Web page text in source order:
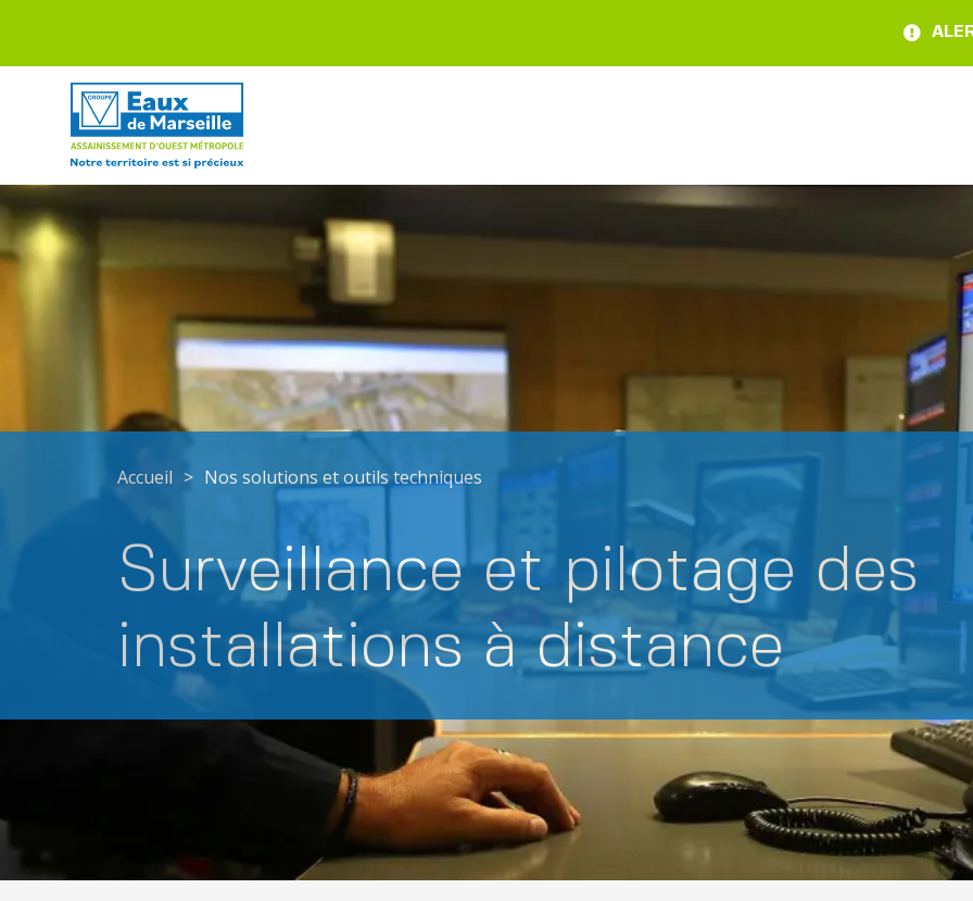
Accueil > Nos solutions et outils techniques
Surveillance et pilotage des
installations à distance